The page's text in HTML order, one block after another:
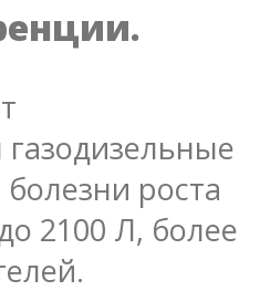
роста
2100 Л, более